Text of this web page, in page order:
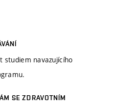
studiem navazujícího
SE ZDRAVOTNÍM